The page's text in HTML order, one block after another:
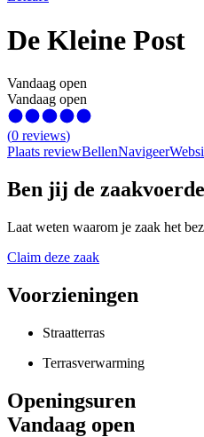
De Kleine Post
Vandaag open
Vandaag open
(0 reviews)
Plaats reviewBellenNavigeer
Ben jij de
Laat weten waarom je zaak het
Claim deze zaak
Voorzieningen
Straatterras
Terrasverwarming
Openingsuren
Vandaag open